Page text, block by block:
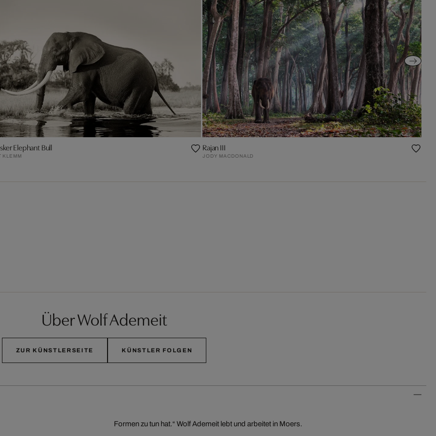
Elephant Bull
KLEMM
Rajan III
JODY MACDONALD
Über Wolf Ademeit
ZUR KÜNSTLERSEITE KÜNSTLER FOLGEN
Formen zu tun hat.“ Wolf Ademeit lebt und arbeitet in Moers.